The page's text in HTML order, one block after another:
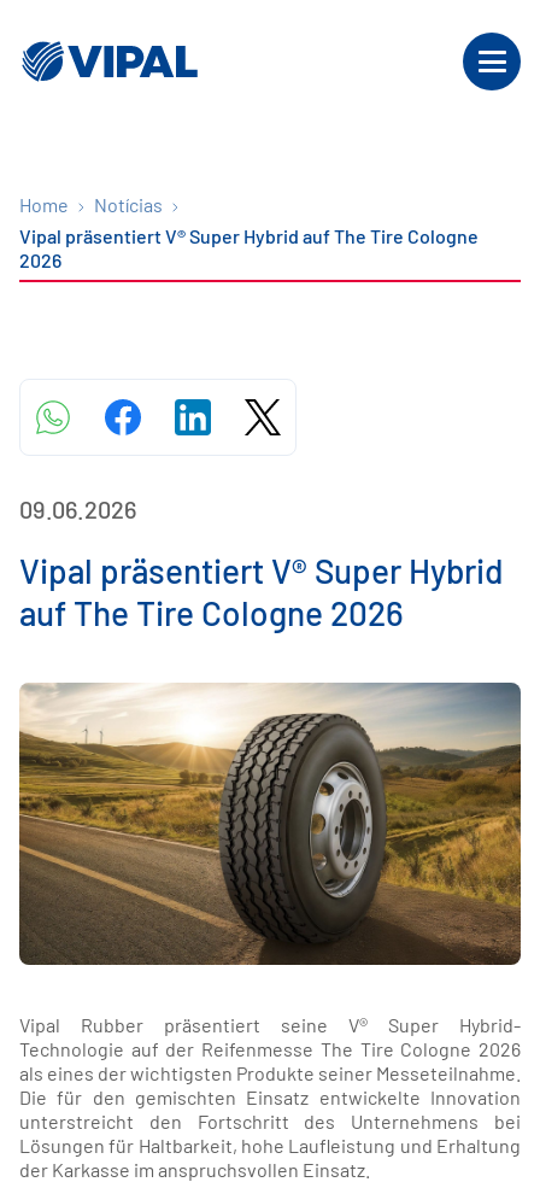
Home
Notícias
Vipal präsentiert V® Super Hybrid auf The Tire Cologne
2026
09.06.2026
Vipal präsentiert V® Super Hybrid
auf The Tire Cologne 2026
Vipal Rubber präsentiert seine V® Super Hybrid-
Technologie auf der Reifenmesse The Tire Cologne 2026
als eines der wichtigsten Produkte seiner Messeteilnahme.
Die für den gemischten Einsatz entwickelte Innovation
unterstreicht den Fortschritt des Unternehmens bei
Lösungen für Haltbarkeit, hohe Laufleistung und Erhaltung
der Karkasse im anspruchsvollen Einsatz.